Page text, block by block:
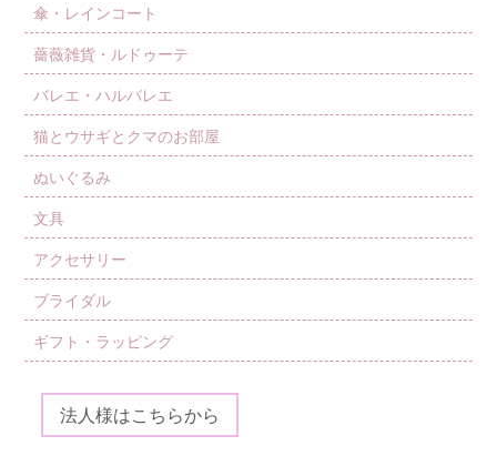
傘・レインコート
薔薇雑貨・ルドゥーテ
バレエ・ハルバレエ
猫とウサギとクマのお部屋
ぬいぐるみ
文具
アクセサリー
ブライダル
ギフト・ラッピング
法人様はこちらから